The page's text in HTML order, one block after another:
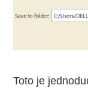
Toto je